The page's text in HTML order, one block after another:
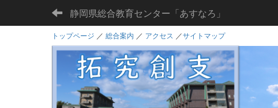
静岡県総合教育センター「あすなろ」
トップページ ／ 総合案内 ／ アクセス ／サイトマップ